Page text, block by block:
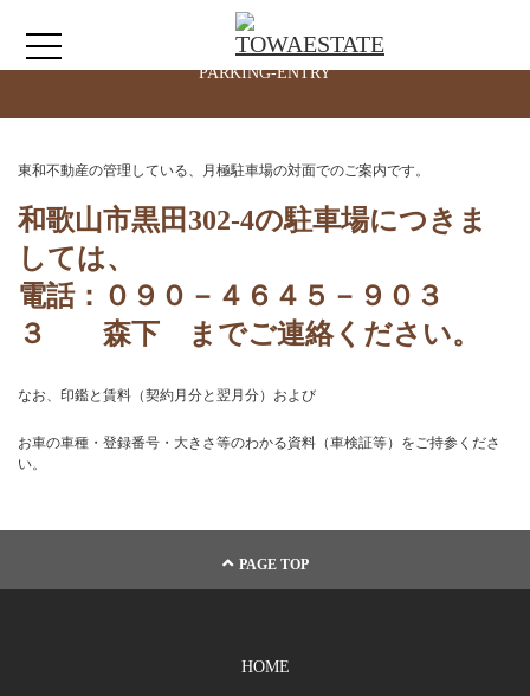
HOME
仲介情報
売買情報
月極駐車場の対面契約ご案内
PARKING-ENTRY
東和不動産の管理している、月極駐車場の対面でのご案内です。
和歌山市黒田302-4の駐車場につきま
しては、
電話： ０９０－４６４５－９０３
３
森下 までご連絡ください。
なお、印鑑と賃料（契約月分と翌月分）および
お車の車種・登録番号・大きさ等のわかる資料（車検証等）をご持参くださ
い。
PAGE TOP
HOME